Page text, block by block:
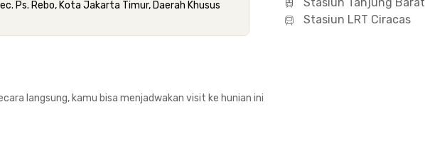
Ps. Rebo, Kota Jakarta Timur, Daerah Khusus
Stasiun LRT Ciracas
langsung, kamu bisa menjadwakan visit ke hunian ini